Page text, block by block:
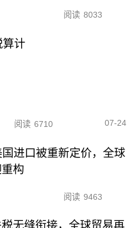
阅读 8033
算计
阅读 6710 07-24
进口被重新定价，全球
构
阅读 9463